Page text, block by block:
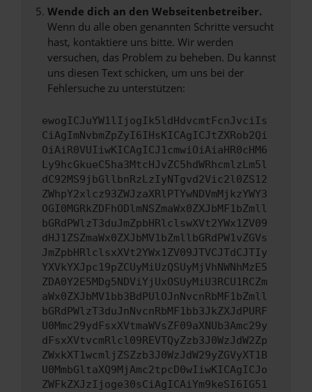
Wende dich an den Webseitenbetreiber.
Wenn du alle oben genannten Schritte versucht
hast, kontaktiere uns bitte. Wir werden
versuchen, das Problem zu beheben. Du kannst
uns diesen Text schicken, um uns bei der
Fehlersuche zu unterstützen:
ewogICJuYW1lIjogIk5ldHdvcmtFcnJvciIs
CiAgImNvbmZpZyI6IHsKICAgICJtZXRob2Qi
OiAiR0VUIiwKICAgICJ1cmwiOiAiaHR0cHM6
Ly9hcGkueC5ha3MtcHJvZC5hdWRhcmlzLm5l
dC92MS9jbGllbnRzLzIyNTgvd2Vic2l0ZS12
ZWhpY2xlcz93ZWJzaXRlPTYwNDVmMjkzYWY3
OGI0MGRkZDFhODlmNSZmaWx0ZXJbMF1bZmll
bGRdPWlzT3duJmZpbHRlclswXVt2YWx1ZV09
dHJ1ZSZmaWx0ZXJbMV1bZmllbGRdPW1vZGVs
JmZpbHRlclsxXVt2YWx1ZV09JTVCJTdCJTIy
YXVkYXJpc19pZCUyMiUzQSUyMjVhNWNhMzE5
ZDA0Y2E5MDg5NDViYjUxOSUyMiU3RCU1RCZm
aWx0ZXJbMV1bb3BdPUlOJnNvcnRbMF1bZmll
bGRdPWlzT3duJnNvcnRbMF1bb3JkZXJdPURF
U0Mmc29ydFsxXVtmaWVsZF09aXNUb3Amc29y
dFsxXVtvcmRlcl09REVTQyZzb3J0WzJdW2Zp
ZWxkXT1wcmljZSZzb3J0WzJdW29yZGVyXT1B
U0MmbGltaXQ9MjAmc2tpcD0wIiwKICAgICJo
ZWFkZXJzIjoge30sCiAgICAiYm9keSI6IG51